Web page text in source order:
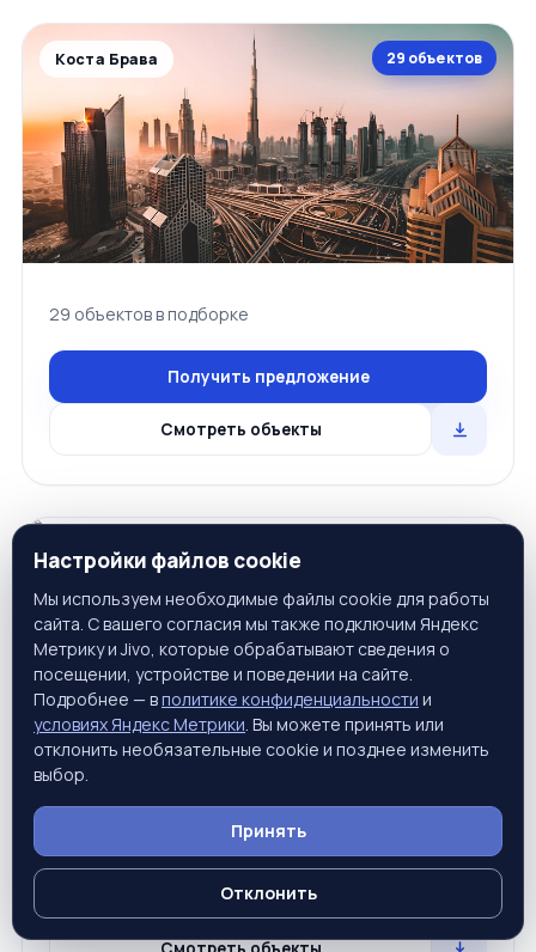
Коста Брава 29 объектов
29 объектов в подборке
Получить предложение
Смотреть объекты
Кипр
Остров Афродиты с мягким климатом и выгодным
Получить предложение
Настройки файлов cookie
Мы используем необходимые файлы cookie для работы
сайта. С вашего согласия мы также подключим Яндекс
Метрику и Jivo, которые обрабатывают сведения о
посещении, устройстве и поведении на сайте.
Подробнее — вполитике конфиденциальности и
условиях Яндекс Метрики. Вы можете принять или
отклонить необязательные cookie и позднее изменить
выбор.
Принять
Отклонить